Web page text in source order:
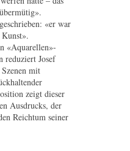
«er war
«Aquarellen»-
reduziert Josef
mit
zeigt dieser
Ausdrucks, der
Reichtum seiner